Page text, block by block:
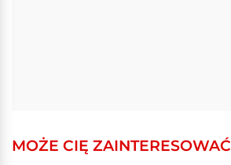
MOŻE CIĘ ZAINTERESOWAĆ